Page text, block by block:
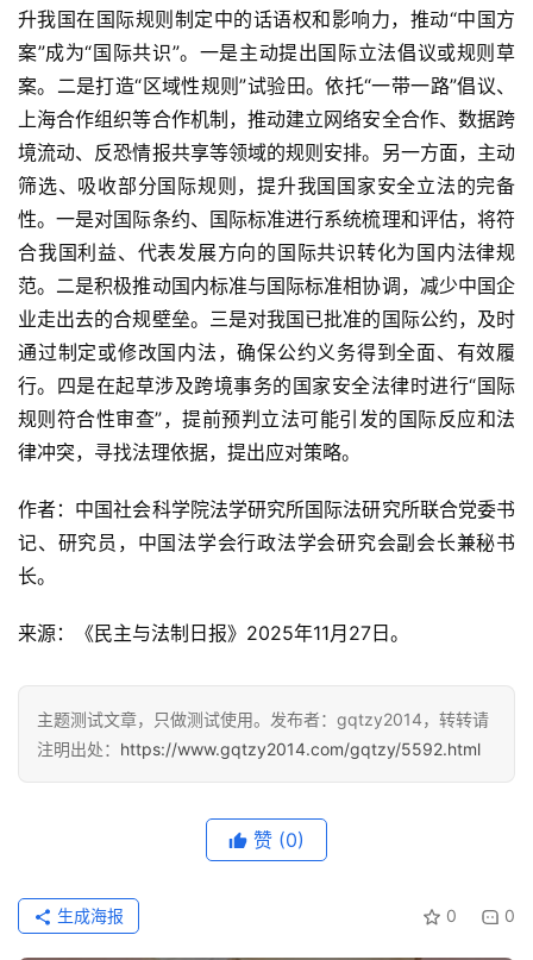
升我国在国际规则制定中的话语权和影响力，推动“中国方
案”成为“国际共识”。一是主动提出国际立法倡议或规则草
案。二是打造“区域性规则”试验田。依托“一带一路”倡议、
上海合作组织等合作机制，推动建立网络安全合作、数据跨
境流动、反恐情报共享等领域的规则安排。另一方面，主动
筛选、吸收部分国际规则，提升我国国家安全立法的完备
性。一是对国际条约、国际标准进行系统梳理和评估，将符
合我国利益、代表发展方向的国际共识转化为国内法律规
范。二是积极推动国内标准与国际标准相协调，减少中国企
业走出去的合规壁垒。三是对我国已批准的国际公约，及时
通过制定或修改国内法，确保公约义务得到全面、有效履
行。四是在起草涉及跨境事务的国家安全法律时进行“国际
规则符合性审查”，提前预判立法可能引发的国际反应和法
律冲突，寻找法理依据，提出应对策略。
作者：中国社会科学院法学研究所国际法研究所联合党委书
记、研究员，中国法学会行政法学会研究会副会长兼秘书
长。
来源：《民主与法制日报》2025年11月27日。
主题测试文章，只做测试使用。发布者：gqtzy2014，转转请
注明出处： https://www.gqtzy2014.com/gqtzy/5592.html
赞 (0)
0 0
生成海报